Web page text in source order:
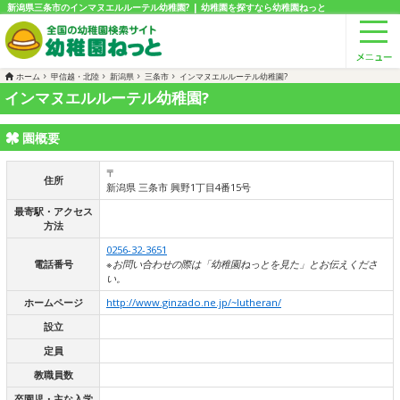
新潟県三条市のインマヌエルルーテル幼稚園? | 幼稚園を探すなら幼稚園ねっと
ホーム 甲信越・北陸 新潟県 三条市 インマヌエルルーテル幼稚園?
インマヌエルルーテル幼稚園?
園概要
住所
〒
新潟県 三条市 興野1丁目4番15号
最寄駅・アクセス
方法
電話番号
0256-32-3651
※お問い合わせの際は「幼稚園ねっとを見た」とお伝えくださ
い。
ホームページ
http://www.ginzado.ne.jp/~lutheran/
設立
定員
教職員数